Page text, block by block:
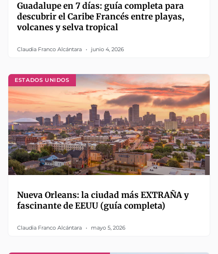
Guadalupe en 7 días: guía completa para
descubrir el Caribe Francés entre playas,
volcanes y selva tropical
Claudia Franco Alcántara junio 4, 2026
ESTADOS UNIDOS
Nueva Orleans: la ciudad más EXTRAÑA y
fascinante de EEUU (guía completa)
Claudia Franco Alcántara mayo 5, 2026